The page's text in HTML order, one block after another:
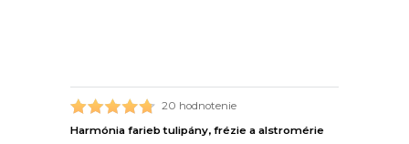
20 hodnotenie
Harmónia farieb tulipány, frézie a alstromérie